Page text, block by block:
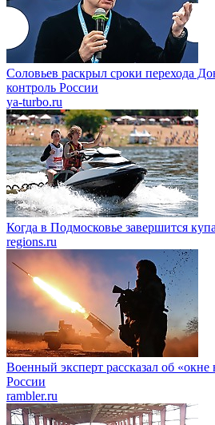
Соловьев раскрыл сроки перехода
контроль России
ya-turbo.ru
Когда в Подмосковье завершится
regions.ru
Военный эксперт рассказал об
России
rambler.ru